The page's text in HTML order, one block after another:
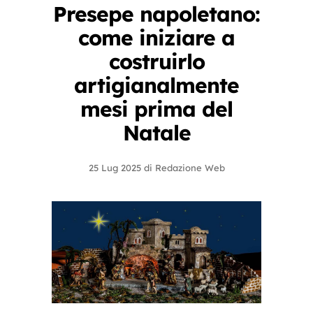
Presepe napoletano:
come iniziare a
costruirlo
artigianalmente
mesi prima del
Natale
25 Lug 2025 di Redazione Web